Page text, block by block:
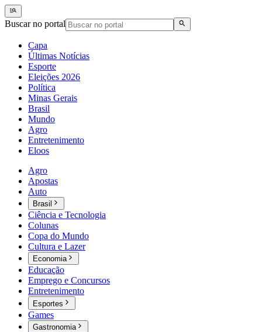
Buscar no portal
Capa
Últimas Notícias
Esporte
Eleições 2026
Política
Minas Gerais
Brasil
Mundo
Agro
Entretenimento
Eloos
Agro
Apostas
Auto
Brasil
Ciência e Tecnologia
Colunas
Copa do Mundo
Cultura e Lazer
Economia
Educação
Emprego e Concursos
Entretenimento
Esportes
Games
Gastronomia